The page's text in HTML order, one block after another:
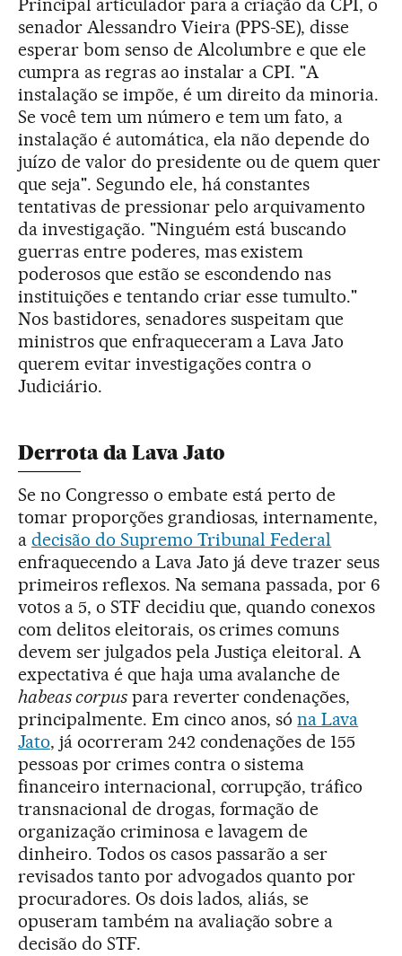
Principal articulador para a criação da CPI, o
senador Alessandro Vieira (PPS-SE), disse
esperar bom senso de Alcolumbre e que ele
cumpra as regras ao instalar a CPI. "A
instalação se impõe, é um direito da minoria.
Se você tem um número e tem um fato, a
instalação é automática, ela não depende do
juízo de valor do presidente ou de quem quer
que seja". Segundo ele, há constantes
tentativas de pressionar pelo arquivamento
da investigação. "Ninguém está buscando
guerras entre poderes, mas existem
poderosos que estão se escondendo nas
instituições e tentando criar esse tumulto."
Nos bastidores, senadores suspeitam que
ministros que enfraqueceram a Lava Jato
querem evitar investigações contra o
Judiciário.
Derrota da Lava Jato
Se no Congresso o embate está perto de
tomar proporções grandiosas, internamente,
a decisão do Supremo Tribunal Federal
enfraquecendo a Lava Jato já deve trazer seus
primeiros reflexos. Na semana passada, por 6
votos a 5, o STF decidiu que, quando conexos
com delitos eleitorais, os crimes comuns
devem ser julgados pela Justiça eleitoral. A
expectativa é que haja uma avalanche de
habeas corpuspara reverter condenações,
principalmente. Em cinco anos, sóna Lava
Jato, já ocorreram 242 condenações de 155
pessoas por crimes contra o sistema
financeiro internacional, corrupção, tráfico
transnacional de drogas, formação de
organização criminosa e lavagem de
dinheiro. Todos os casos passarão a ser
revisados tanto por advogados quanto por
procuradores. Os dois lados, aliás, se
opuseram também na avaliação sobre a
decisão do STF.